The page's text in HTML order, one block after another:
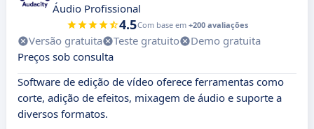
Áudio Profissional
4.5Com base em +200 avaliações
Versão gratuita Teste gratuito
Demo gratuita
Preços sob consulta
Software de edição de vídeo oferece ferramentas como
corte, adição de efeitos, mixagem de áudio e suporte a
diversos formatos.